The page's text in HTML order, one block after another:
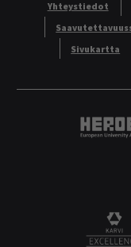
Yhteystiedot
Sivukartta